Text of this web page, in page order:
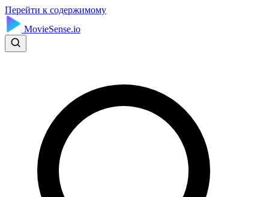
Перейти к содержимому
MovieSense.io